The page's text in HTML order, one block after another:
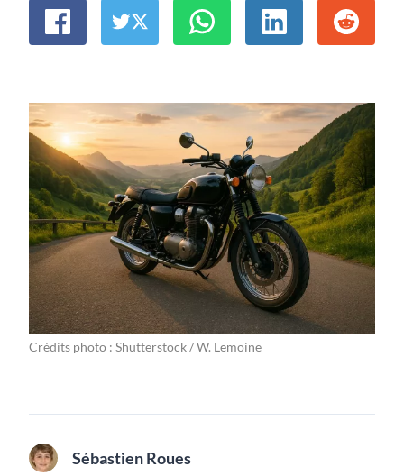
Crédits photo : Shutterstock / W. Lemoine
Sébastien Roues